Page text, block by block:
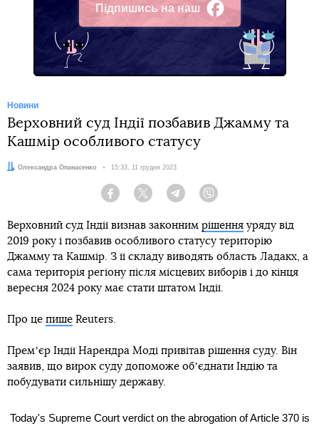
Підпишись на наш
Facebook
Новини
Верховний суд Індії позбавив Джамму та
Кашмір особливого статусу
Автор:
Олександра Опанасенко Дата:
15:33, 11 грудня 2023
Facebook Twitter Telegram
Верховний суд Індії визнав законним рішення уряду від
2019 року і позбавив особливого статусу територію
Джамму та Кашмір. З її складу виводять область Ладакх, а
сама територія регіону після місцевих виборів і до кінця
вересня 2024 року має стати штатом Індії.
Про це пише Reuters.
Премʼєр Індії Нарендра Моді привітав рішення суду. Він
заявив, що вирок суду допоможе обʼєднати Індію та
побудувати сильнішу державу.
Today's Supreme Court verdict on the abrogation of Article 370 is